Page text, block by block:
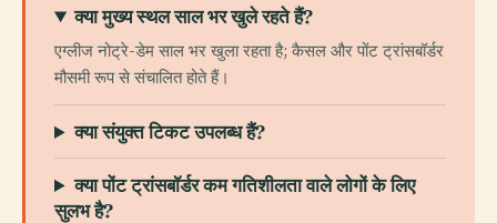
क्या मुख्य स्थल साल भर खुले रहते हैं?
एग्लीज नोट्रे-डेम साल भर खुला रहता है; कैसल और पोंट ट्रांसबॉर्डर
मौसमी रूप से संचालित होते हैं।
क्या संयुक्त टिकट उपलब्ध हैं?
क्या पोंट ट्रांसबॉर्डर कम गतिशीलता वाले लोगों के लिए
सुलभ है?